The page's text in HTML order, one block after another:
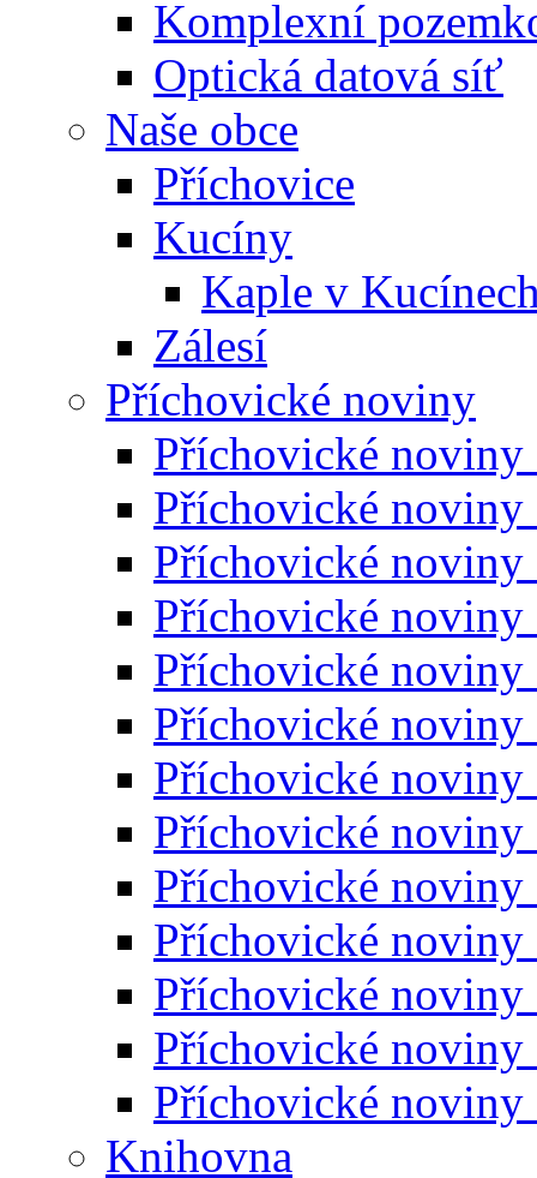
Komplexní
Optická datová síť
Naše obce
Příchovice
Kucíny
Kaple v
Zálesí
Příchovické noviny
Příchovické noviny
Příchovické noviny
Příchovické noviny
Příchovické noviny
Příchovické noviny
Příchovické noviny
Příchovické noviny
Příchovické noviny
Příchovické noviny
Příchovické noviny
Příchovické noviny
Příchovické noviny
Příchovické noviny
Knihovna